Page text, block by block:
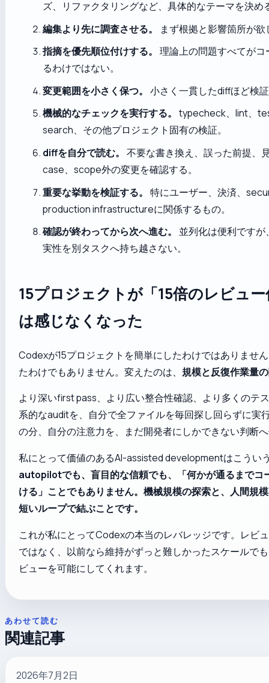
ズ、リファクタリングなど、具体的なテーマを決め
編集より先に調査させる。
まず根拠と影響箇所が欲
指摘を優先順位付けする。 理論上の問題すべてが
るわけではない。
変更範囲を小さく保つ。 小さく一貫したdiffほど検
機械的なチェックを実行する。 typecheck、lint、
search、その他プロジェクト固有の検証。
diffを自分で読む。 不要な書き換え、誤った前提、
case、scope外の変更を確認する。
重要な挙動を検証する。 特にユーザー、決済、
production infrastructureに関係するもの。
確認が終わってから次へ進む。
並列化は便利です
実性を別タスクへ持ち越さない。
15プロジェクトが「15倍のレビュ
は感じなくなった
Codexが15プロジェクトを簡単にしたわけではありませ
たわけでもありません。変えたのは、規模と反復作業量
より深いfirst pass、より広い整合性確認、より多くのテ
系的なauditを、自分で全ファイルを毎回探し回らずに実
の分、自分の注意力を、まだ開発者にしかできない判断
私にとって価値のあるAI-assisted developmentはこうい
autopilotでも、盲目的な信頼でも、「何かが通るまでコ
ける」ことでもありません。機械規模の探索と、人間規
短いループで結ぶことです。
これが私にとってCodexの本当のレバレッジです。レビ
ではなく、以前なら維持がずっと難しかったスケールで
ビューを可能にしてくれます。
あわせて読む
関連記事
2026年7月2日